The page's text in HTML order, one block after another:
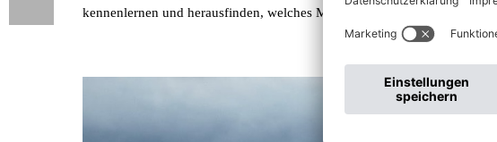
kennenlernen und herausfinden, welches Modell am besten zu Ihnen passt.